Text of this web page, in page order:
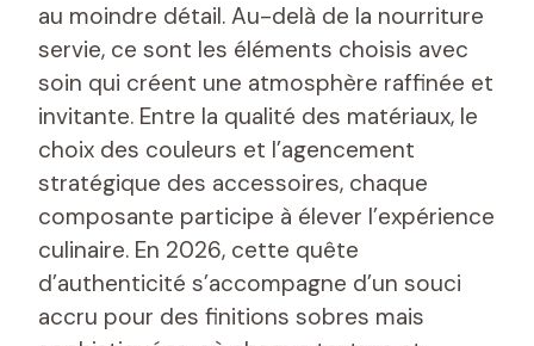
au moindre détail. Au-delà de la nourriture
servie, ce sont les éléments choisis avec
soin qui créent une atmosphère raffinée et
invitante. Entre la qualité des matériaux, le
choix des couleurs et l’agencement
stratégique des accessoires, chaque
composante participe à élever l’expérience
culinaire. En 2026, cette quête
d’authenticité s’accompagne d’un souci
accru pour des finitions sobres mais